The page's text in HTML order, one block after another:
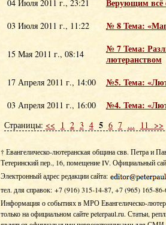
04 Июля 2011 г., 23:21 Верующим всё
03 Июля 2011 г., 11:22 № 8 Тема:
15 Мая 2011 г., 08:14
№ 7 Тема:
лютеранством
17 Апреля 2011 г., 14:00 №5. Тема:
03 Апреля 2011 г., 16:00 №4. Тема:
Страницы: << 1 2 3 4 5 6 7 ... 11 >>
† Евангелическо-лютеранская община свв. Петра и
Тетеринский пер., 16, помещение IV. Официальный
Электронный адрес редакции сайта:
тел. для справок: +7 (916) 315-14-87, +7 (965) 165-86-
Информация о событиях в МРО Евангелическо-
только на официальном сайте peterpaul.ru. Статьи,